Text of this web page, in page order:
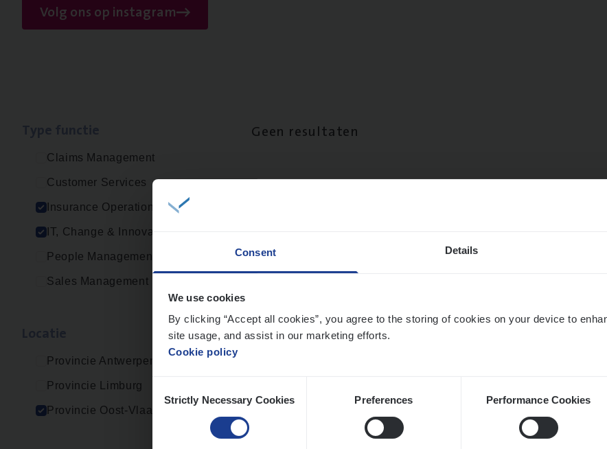
Consent Details
We use cookies
By clicking “Accept all cookies”, you agree to the storing of cookies on your device to
site usage, and assist in our marketing efforts.
Cookie policy
Selection
Strictly Necessary Cookies Preferences Performance Cookies
Volg ons op instagram
Claims Management
Customer Services
Insurance Operations
IT, Change & Innovation
People Management
Sales Management
Provincie Antwerpen
Provincie Limburg
Provincie Oost-Vlaanderen
Geen resultaten